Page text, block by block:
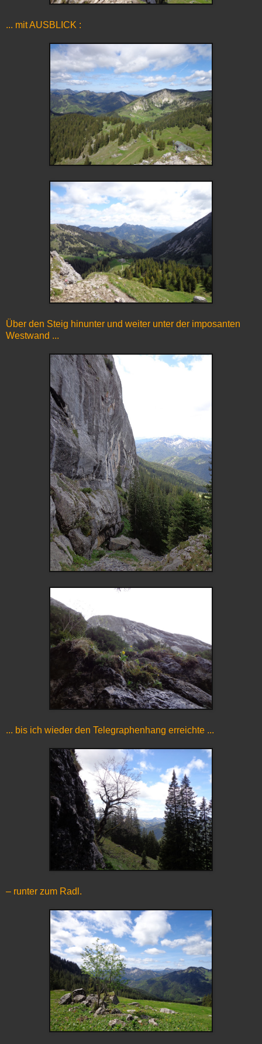
... mit AUSBLICK :
Über den Steig hinunter und weiter unter der imposanten
Westwand ...
... bis ich wieder den Telegraphenhang erreichte ...
– runter zum Radl.